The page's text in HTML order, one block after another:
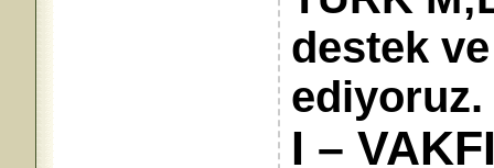
destek
ediyoruz.
I –